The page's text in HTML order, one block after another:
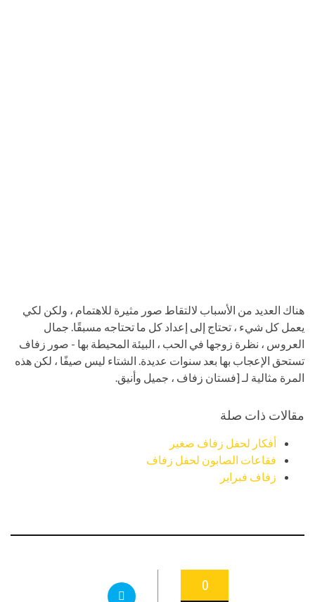
هناك العديد من الأسباب لالتقاط صور مثيرة للاهتمام ، ولكن لكي
يعمل كل شيء ، تحتاج إلى إعداد كل ما تحتاجه مسبقًا. جمال
العروس ، نظرة زوجها في الحب ، البيئة المحيطة بها - صور زفاف
تستحق الإعجاب بها بعد سنوات عديدة. الشتاء ليس صيفًا ، لكن هذه
المرة مثالية لـ [فستان زفاف ، جميل وأنيق.
مقالات ذات صلة
أفكار لحفل زفاف صغير
فقاعات الصابون لحفل زفاف
زفاف فبراير
0